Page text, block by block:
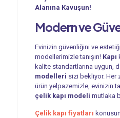
Alanına Kavuşun!
Modern ve
Evinizin güvenliğini ve
modellerimizle tanışın! Kapı
kalite standartlarına uygun,
modelleri sizi bekliyor. Her
ürün yelpazemizle, evinizin
çelik kapı modeli mutlaka
Çelik kapı fiyatları